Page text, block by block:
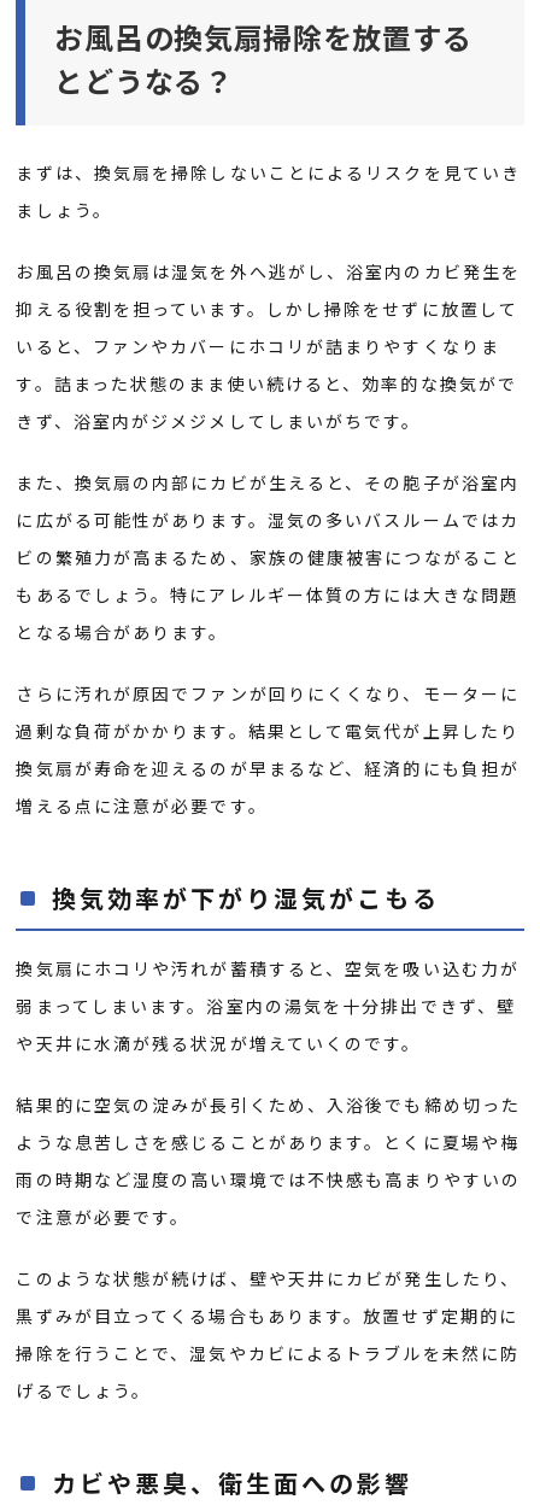
お風呂の換気扇掃除を放置する
とどうなる？
まずは、換気扇を掃除しないことによるリスクを見ていき
ましょう。
お風呂の換気扇は湿気を外へ逃がし、浴室内のカビ発生を
抑える役割を担っています。しかし掃除をせずに放置して
いると、ファンやカバーにホコリが詰まりやすくなりま
す。詰まった状態のまま使い続けると、効率的な換気がで
きず、浴室内がジメジメしてしまいがちです。
また、換気扇の内部にカビが生えると、その胞子が浴室内
に広がる可能性があります。湿気の多いバスルームではカ
ビの繁殖力が高まるため、家族の健康被害につながること
もあるでしょう。特にアレルギー体質の方には大きな問題
となる場合があります。
さらに汚れが原因でファンが回りにくくなり、モーターに
過剰な負荷がかかります。結果として電気代が上昇したり
換気扇が寿命を迎えるのが早まるなど、経済的にも負担が
増える点に注意が必要です。
換気効率が下がり湿気がこもる
換気扇にホコリや汚れが蓄積すると、空気を吸い込む力が
弱まってしまいます。浴室内の湯気を十分排出できず、壁
や天井に水滴が残る状況が増えていくのです。
結果的に空気の淀みが長引くため、入浴後でも締め切った
ような息苦しさを感じることがあります。とくに夏場や梅
雨の時期など湿度の高い環境では不快感も高まりやすいの
で注意が必要です。
このような状態が続けば、壁や天井にカビが発生したり、
黒ずみが目立ってくる場合もあります。放置せず定期的に
掃除を行うことで、湿気やカビによるトラブルを未然に防
げるでしょう。
カビや悪臭、衛生面への影響